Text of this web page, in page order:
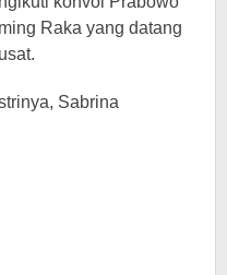
Raka yang datang
Sabrina